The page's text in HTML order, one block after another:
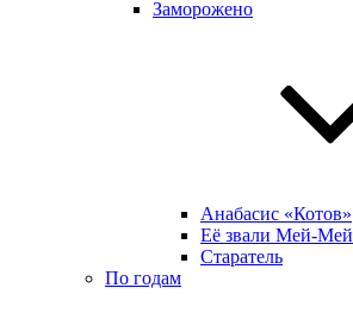
Заморожено
Анабасис «Котов»
Её звали Мей-Мей
Старатель
По годам